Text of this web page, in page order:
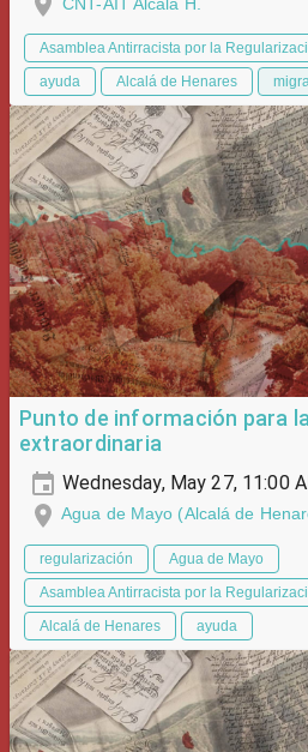
Asamblea Antirracista por la
ayuda
Alcalá de Henares
Punto de información para
extraordinaria
Wednesday, May 27, 11:00
Agua de Mayo (Alcalá de
regularización
Agua de Mayo
Asamblea Antirracista por la
Alcalá de Henares
ayuda